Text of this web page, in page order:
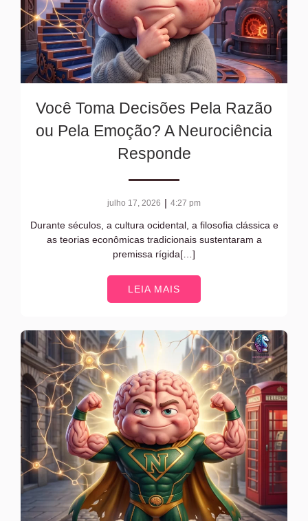
Você Toma Decisões Pela Razão
ou Pela Emoção? A Neurociência
Responde
julho 17, 2026 | 4:27 pm
Durante séculos, a cultura ocidental, a filosofia clássica e
as teorias econômicas tradicionais sustentaram a
premissa rígida[…]
LEIA MAIS